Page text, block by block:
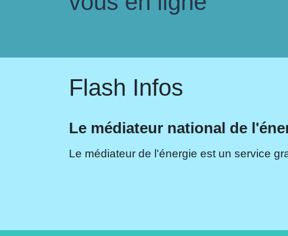
Flash Infos
Le médiateur national de
Le médiateur de l'énergie est un service